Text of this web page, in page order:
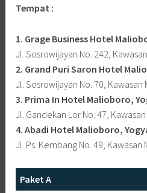
Tempat :
1. Grage Business Hotel
Jl. Sosrowijayan No. 242,
2. Grand Puri Saron Hotel
Jl. Sosrowijayan No. 70,
3. Prima In Hotel Malioboro,
Jl. Gandekan Lor No. 47,
4. Abadi Hotel Malioboro,
Jl. Ps. Kembang No. 49,
Paket A